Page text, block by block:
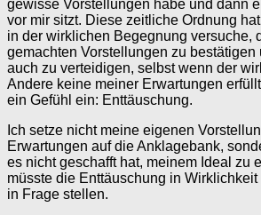
gewisse Vorstellungen habe und dann
vor mir sitzt. Diese zeitliche Ordnung
in der wirklichen Begegnung versuche,
gemachten Vorstellungen zu
auch zu verteidigen, selbst wenn der
Andere keine meiner Erwartungen
ein Gefühl ein: Enttäuschung.
Ich setze nicht meine eigenen
Erwartungen auf die Anklagebank,
es nicht geschafft hat, meinem Ideal zu
müsste die Enttäuschung in
in Frage stellen.